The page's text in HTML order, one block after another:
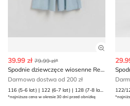
Zobacz
39.99 zł 79.99 zł*
Spodnie dziewczęce wiosenne Reserved
Darmowa dostwa od 200 zł
116 (5-6 lat) | 122 (6-7 lat) | 128 (7-8 lat) | 134 (8 lat) | 140 (9 lat) | 146 (10 lat) | 152 (11 lat) | 158 (12 lat) | 164 (13 lat)
*najniższa cena w okresie 30 dni przed obniżką